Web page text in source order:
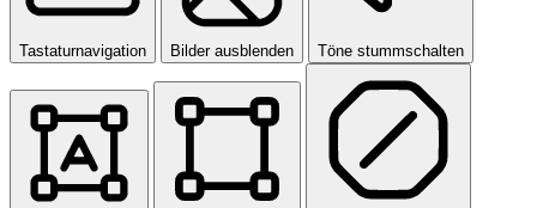
Tastaturnavigation Bilder ausblenden Töne stummschalten